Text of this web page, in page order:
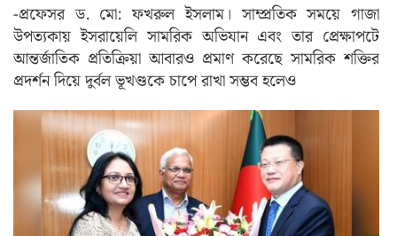
-প্রফেসর ড. মো: ফখরুল ইসলাম। সাম্প্রতিক সময়ে গাজা
উপত্যকায় ইসরায়েলি সামরিক অভিযান এবং তার প্রেক্ষাপটে
আন্তর্জাতিক প্রতিক্রিয়া আবারও প্রমাণ করেছে সামরিক শক্তির
প্রদর্শন দিয়ে দুর্বল ভূখণ্ডকে চাপে রাখা সম্ভব হলেও